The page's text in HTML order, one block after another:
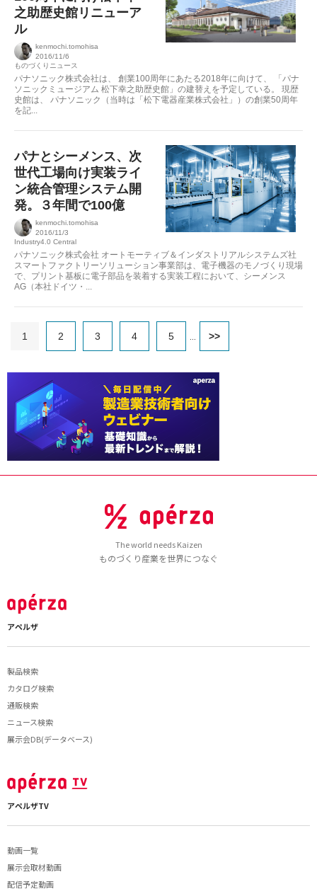
之助歴史館リニューア
ル
kenmochi.tomohisa
2016/11/6
ものづくりニュース
パナソニック株式会社は、 創業100周年にあたる2018年に向けて、 「パナ
ソニックミュージアム 松下幸之助歴史館」の建替えを予定している。 現歴
史館は、 パナソニック（当時は「松下電器産業株式会社」）の創業50周年
を記...
パナとシーメンス、次
世代工場向け実装ライ
ン統合管理システム開
発。３年間で100億
kenmochi.tomohisa
2016/11/3
Industry4.0 Central
パナソニック株式会社 オートモーティブ＆インダストリアルシステムズ社
スマートファクトリーソリューション事業部は、電子機器のモノづくり現場
で、プリント基板に電子部品を装着する実装工程において、シーメンス
AG（本社ドイツ・...
1 2 3 4 5 >>
The world needs Kaizen
ものづくり産業を世界につなぐ
アペルザ
製品検索
カタログ検索
通販検索
ニュース検索
展示会DB(データベース)
アペルザTV
動画一覧
展示会取材動画
配信予定動画